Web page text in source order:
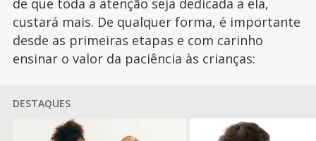
custará mais. De qualquer forma, é importante
desde as primeiras etapas e com carinho
ensinar o valor da paciência às crianças:
DESTAQUES